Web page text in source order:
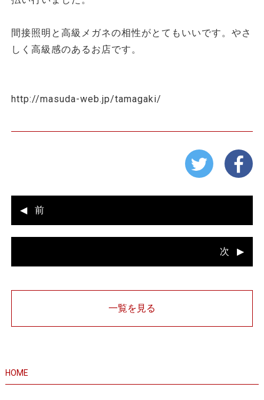
間接照明と高級メガネの相性がとてもいいです。やさ
しく高級感のあるお店です。
http://masuda-web.jp/tamagaki/
前
次
一覧を見る
HOME